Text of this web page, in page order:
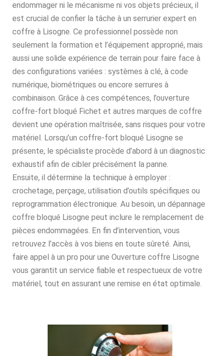
endommager ni le mécanisme ni vos objets précieux, il
est crucial de confier la tâche à un serrurier expert en
coffre à Lisogne. Ce professionnel possède non
seulement la formation et l’équipement approprié, mais
aussi une solide expérience de terrain pour faire face à
des configurations variées : systèmes à clé, à code
numérique, biométriques ou encore serrures à
combinaison. Grâce à ces compétences, l’ouverture
coffre-fort bloqué Fichet et autres marques de coffre
devient une opération maîtrisée, sans risques pour votre
matériel. Lorsqu’un coffre-fort bloqué Lisogne se
présente, le spécialiste procède d’abord à un diagnostic
exhaustif afin de cibler précisément la panne.
Ensuite, il détermine la technique à employer :
crochetage, perçage, utilisation d’outils spécifiques ou
reprogrammation électronique. Au besoin, un dépannage
coffre bloqué Lisogne peut inclure le remplacement de
pièces endommagées. En fin d’intervention, vous
retrouvez l’accès à vos biens en toute sûreté. Ainsi,
faire appel à un pro pour une Ouverture coffre Lisogne
vous garantit un service fiable et respectueux de votre
matériel, tout en assurant une remise en état optimale.